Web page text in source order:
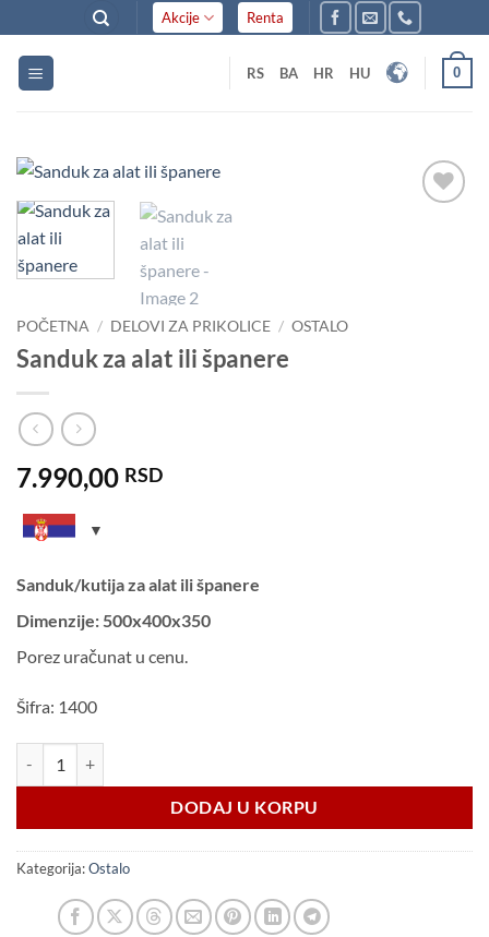
to
content
Akcije Renta
RS BA HR HU 0
POČETNA / DELOVI ZA PRIKOLICE / OSTALO
Sanduk za alat ili španere
7.990,00 RSD
Sanduk/kutija za alat ili španere
Dimenzije: 500x400x350
Porez uračunat u cenu.
Šifra: 1400
DODAJ U KORPU
Kategorija:Ostalo